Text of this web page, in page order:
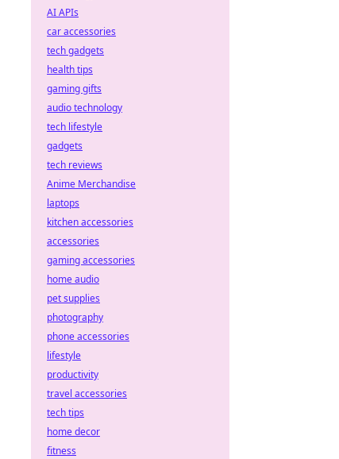
AI APIs
car accessories
tech gadgets
health tips
gaming gifts
audio technology
tech lifestyle
gadgets
tech reviews
Anime Merchandise
laptops
kitchen accessories
accessories
gaming accessories
home audio
pet supplies
photography
phone accessories
lifestyle
productivity
travel accessories
tech tips
home decor
fitness